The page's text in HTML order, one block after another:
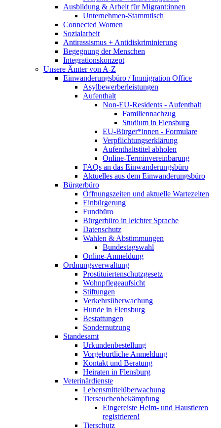
Ausbildung & Arbeit für Migrant:innen
Unternehmen-Stammtisch
Connected Women
Sozialarbeit
Antirassismus + Antidiskriminierung
Begegnung der Menschen
Integrationskonzept
Unsere Ämter von A-Z
Einwanderungsbüro / Immigration Office
Asylbewerberleistungen
Aufenthalt
Non-EU-Residents - Aufenthalt
Familiennachzug
Studium in Flensburg
EU-Bürger*innen - Formulare
Verpflichtungserklärung
Aufenthaltstitel abholen
Online-Terminvereinbarung
FAQs an das Einwanderungsbüro
Aktuelles aus dem Einwanderungsbüro
Bürgerbüro
Öffnungszeiten und aktuelle Wartezeiten
Einbürgerung
Fundbüro
Bürgerbüro in leichter Sprache
Datenschutz
Wahlen & Abstimmungen
Bundestagswahl
Online-Anmeldung
Ordnungsverwaltung
Prostituiertenschutzgesetz
Wohnpflegeaufsicht
Stiftungen
Verkehrsüberwachung
Hunde in Flensburg
Bestattungen
Sondernutzung
Standesamt
Urkundenbestellung
Vorgeburtliche Anmeldung
Kontakt und Beratung
Heiraten in Flensburg
Veterinärdienste
Lebensmittelüberwachung
Tierseuchenbekämpfung
Eingereiste Heim- und Haustieren
registrieren!
Tierschutz